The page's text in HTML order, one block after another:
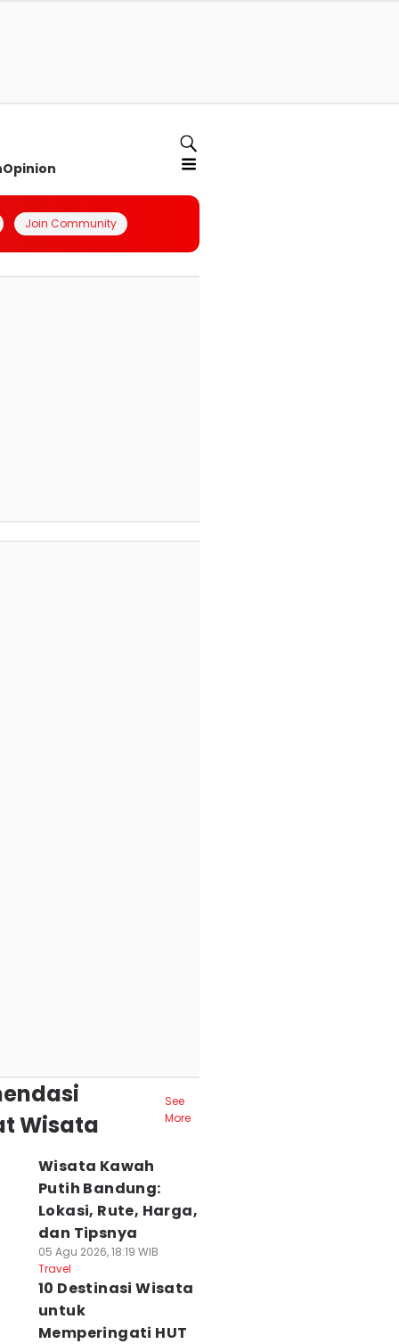
Opinion
Join Community
Wisata
See
More
Wisata Kawah
Putih Bandung:
Lokasi, Rute, Harga,
dan Tipsnya
05 Agu 2026, 18:19 WIB
Travel
10 Destinasi Wisata
untuk
Memperingati HUT